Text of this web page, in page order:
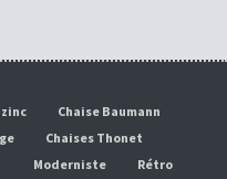
Chaise Baumann
Chaises Thonet
Moderniste
Rétro